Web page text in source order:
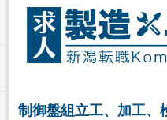
制御盤組立工、加工、